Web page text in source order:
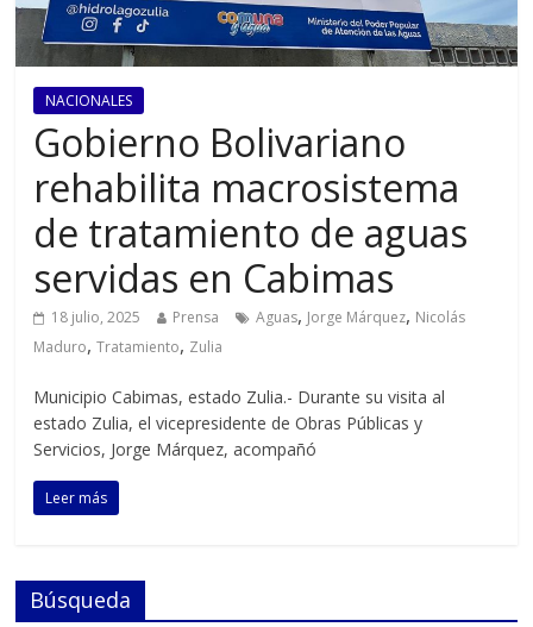
NACIONALES
Gobierno Bolivariano
rehabilita macrosistema
de tratamiento de aguas
servidas en Cabimas
18 julio, 2025 Prensa Aguas, Jorge Márquez, Nicolás
Maduro,Tratamiento, Zulia
Municipio Cabimas, estado Zulia.- Durante su visita al
estado Zulia, el vicepresidente de Obras Públicas y
Servicios, Jorge Márquez, acompañó
Leer más
Búsqueda